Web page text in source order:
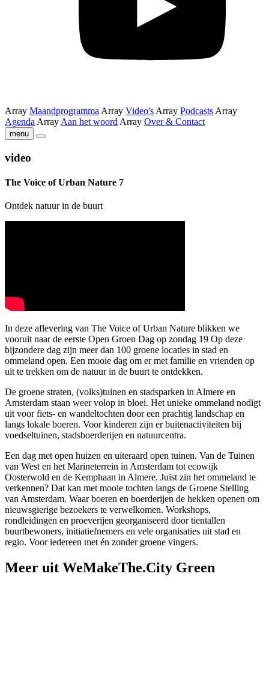
Array Maandprogramma Array Video's Array Podcasts Array
Agenda Array Aan het woord Array Over & Contact
menu
video
The Voice of Urban Nature 7
Ontdek natuur in de buurt
In deze aflevering van The Voice of Urban Nature blikken we
vooruit naar de eerste Open Groen Dag op zondag 19 Op deze
bijzondere dag zijn meer dan 100 groene locaties in stad en
ommeland open. Een mooie dag om er met familie en vrienden op
uit te trekken om de natuur in de buurt te ontdekken.
De groene straten, (volks)tuinen en stadsparken in Almere en
Amsterdam staan weer volop in bloei. Het unieke ommeland nodigt
uit voor fiets- en wandeltochten door een prachtig landschap en
langs lokale boeren. Voor kinderen zijn er buitenactiviteiten bij
voedseltuinen, stadsboerderijen en natuurcentra.
Een dag met open huizen en uiteraard open tuinen. Van de Tuinen
van West en het Marineterrein in Amsterdam tot ecowijk
Oosterwold en de Kemphaan in Almere. Juist zin het ommeland te
verkennen? Dat kan met mooie tochten langs de Groene Stelling
van Amsterdam. Waar boeren en boerderijen de hekken openen om
nieuwsgierige bezoekers te verwelkomen. Workshops,
rondleidingen en proeverijen georganiseerd door tientallen
buurtbewoners, initiatiefnemers en vele organisaties uit stad en
regio. Voor iedereen met én zonder groene vingers.
Meer uit WeMakeThe.City Green